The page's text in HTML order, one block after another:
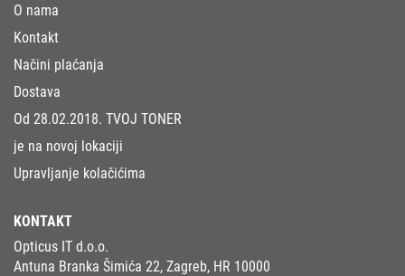
O nama
Kontakt
Načini plaćanja
Dostava
Od 28.02.2018. TVOJ TONER
je na novoj lokaciji
Upravljanje kolačićima
KONTAKT
Opticus IT d.o.o.
Antuna Branka Šimića 22, Zagreb, HR 10000